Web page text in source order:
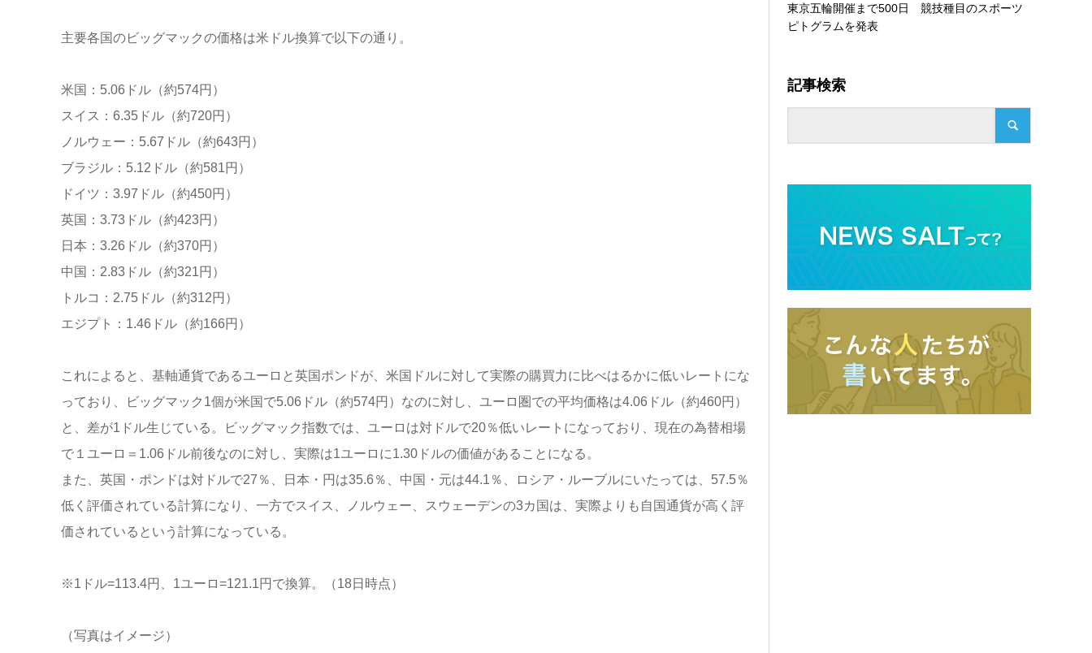
主要各国のビッグマックの価格は米ドル換算で以下の通り。
米国：5.06ドル（約574円）
スイス：6.35ドル（約720円）
ノルウェー：5.67ドル（約643円）
ブラジル：5.12ドル（約581円）
ドイツ：3.97ドル（約450円）
英国：3.73ドル（約423円）
日本：3.26ドル（約370円）
中国：2.83ドル（約321円）
トルコ：2.75ドル（約312円）
エジプト：1.46ドル（約166円）
これによると、基軸通貨であるユーロと英国ポンドが、米国ドルに対して実際の購買力に比べはるかに低いレートにな
っており、ビッグマック1個が米国で5.06ドル（約574円）なのに対し、ユーロ圏での平均価格は4.06ドル（約460円）
と、差が1ドル生じている。ビッグマック指数では、ユーロは対ドルで20％低いレートになっており、現在の為替相場
で１ユーロ＝1.06ドル前後なのに対し、実際は1ユーロに1.30ドルの価値があることになる。
また、英国・ポンドは対ドルで27％、日本・円は35.6％、中国・元は44.1％、ロシア・ルーブルにいたっては、57.5％
低く評価されている計算になり、一方でスイス、ノルウェー、スウェーデンの3カ国は、実際よりも自国通貨が高く評
価されているという計算になっている。
※1ドル=113.4円、1ユーロ=121.1円で換算。（18日時点）
（写真はイメージ）
東京五輪開催まで500日 競技種目のスポーツ
ピトグラムを発表
記事検索